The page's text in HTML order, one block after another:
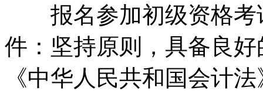
报名参加初级资格考
件：坚持原则，具备良
《中华人民共和国会计